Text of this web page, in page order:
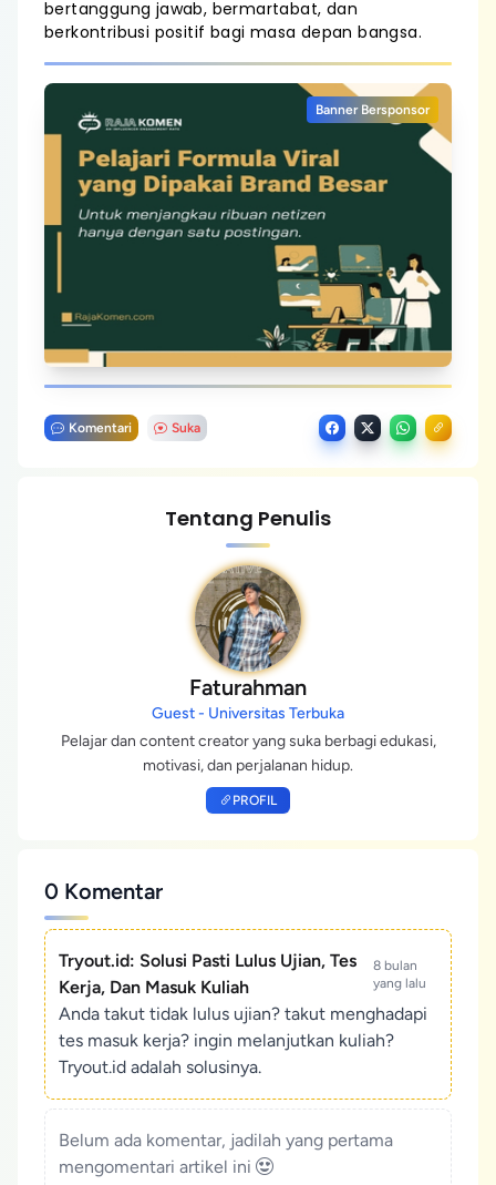
bertanggung jawab, bermartabat, dan
berkontribusi positif bagi masa depan bangsa.
Banner Bersponsor
Komentari Suka
Tentang Penulis
Faturahman
Guest - Universitas Terbuka
Pelajar dan content creator yang suka berbagi edukasi,
motivasi, dan perjalanan hidup.
PROFIL
0 Komentar
Tryout.id: Solusi Pasti Lulus Ujian, Tes
Kerja, Dan Masuk Kuliah
8 bulan
yang lalu
Anda takut tidak lulus ujian? takut menghadapi
tes masuk kerja? ingin melanjutkan kuliah?
Tryout.id adalah solusinya.
Belum ada komentar, jadilah yang pertama
mengomentari artikel ini